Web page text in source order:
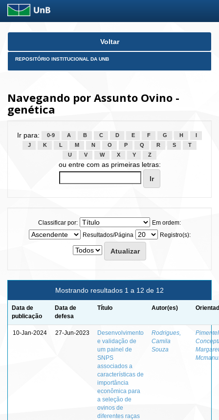
Skip
Voltar
REPOSITÓRIO INSTITUCIONAL DA UNB
Navegando por Assunto Ovino -
genética
Ir para: 0-9 A B C D E F G H
J
K L M N O P Q R S
T
U
V W X Y Z
ou entre com as primeiras letras:
Classificar por:
Em ordem:
Resultados/Página
Registro(s):
Mostrando resultados 1 a 12 de 12
Data de
publicação
Data de
defesa
Título Autor(es)
10-Jan-2024 27-Jun-2023
Desenvolvimento
e validação de
um painel de
SNPS
associados a
características de
importância
econômica para
a seleção de
ovinos de
diferentes raças
Rodrigues,
Camila
Souza
Margaret